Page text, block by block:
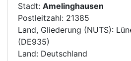
Stadt: Amelinghausen
Postleitzahl: 21385
Land, Gliederung (NUTS):
(DE935)
Land: Deutschland